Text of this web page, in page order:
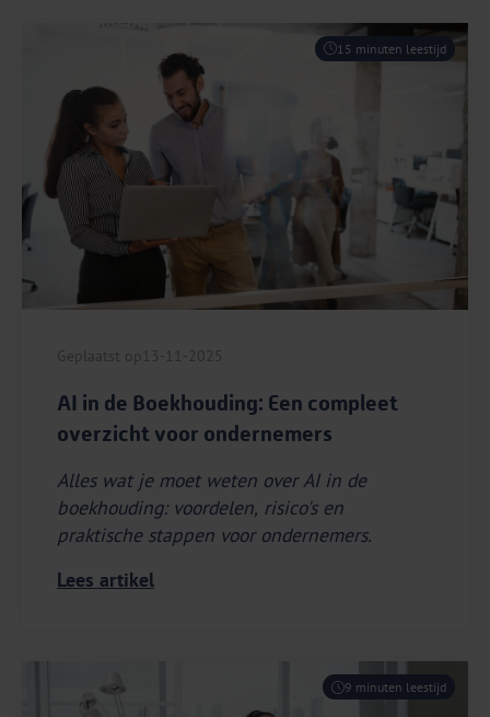
15 minuten leestijd
Geplaatst op 13-11-2025
AI in de Boekhouding: Een compleet
overzicht voor ondernemers
Alles wat je moet weten over AI in de
boekhouding: voordelen, risico's en
praktische stappen voor ondernemers.
Lees artikel
9 minuten leestijd